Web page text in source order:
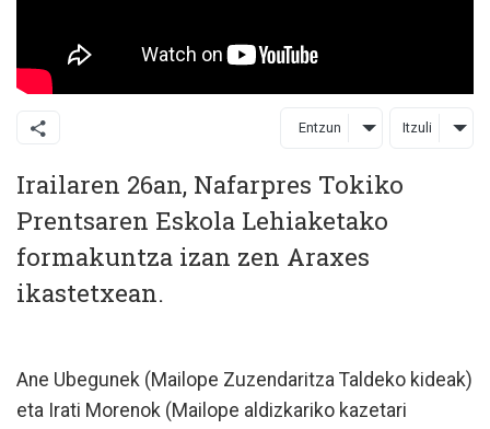
Entzun Itzuli
Irailaren 26an, Nafarpres Tokiko
Prentsaren Eskola Lehiaketako
formakuntza izan zen Araxes
ikastetxean.
Ane Ubegunek (Mailope Zuzendaritza Taldeko kideak)
eta Irati Morenok (Mailope aldizkariko kazetari